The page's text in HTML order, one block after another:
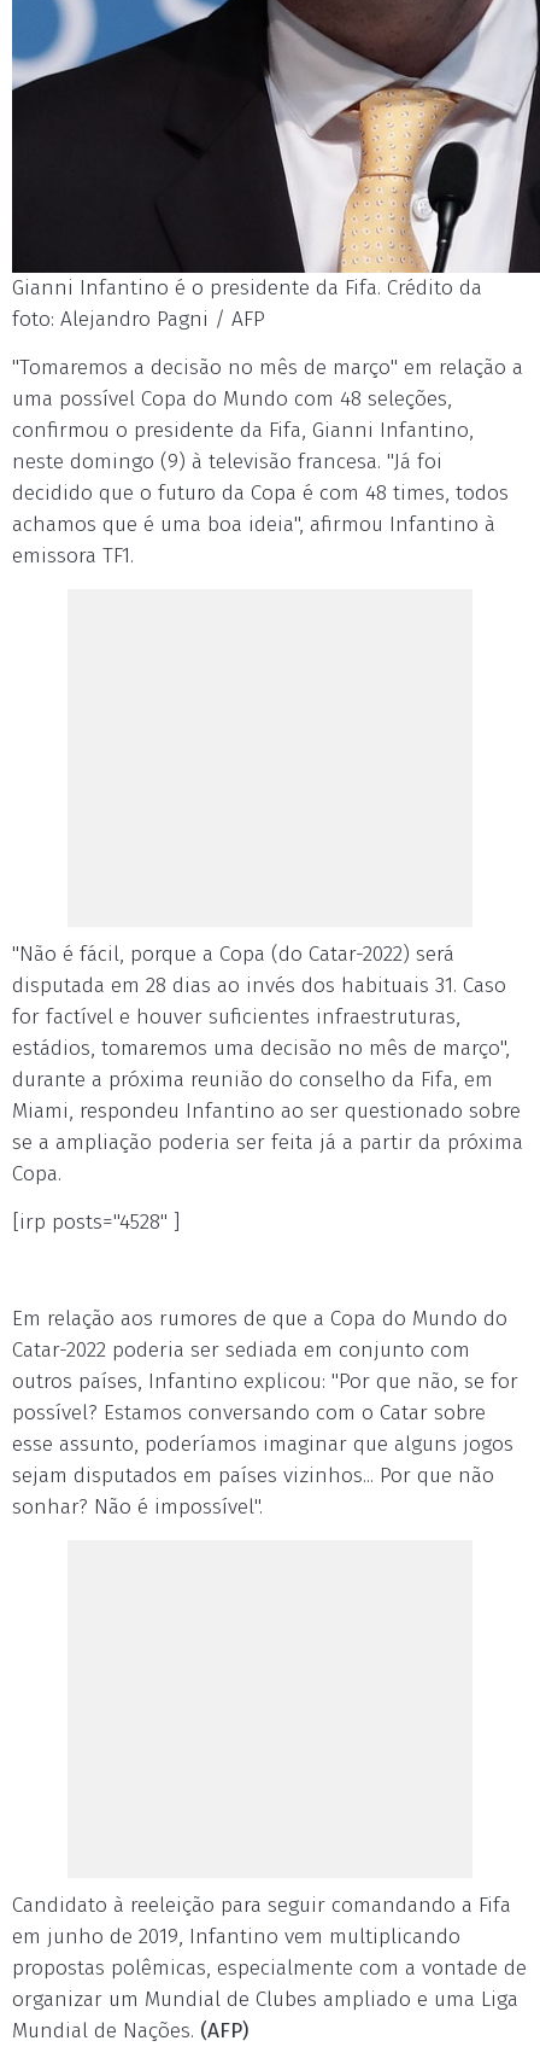
Gianni Infantino é o presidente da Fifa. Crédito da
foto: Alejandro Pagni / AFP
"Tomaremos a decisão no mês de março" em relação a
uma possível Copa do Mundo com 48 seleções,
confirmou o presidente da Fifa, Gianni Infantino,
neste domingo (9) à televisão francesa. "Já foi
decidido que o futuro da Copa é com 48 times, todos
achamos que é uma boa ideia", afirmou Infantino à
emissora TF1.
"Não é fácil, porque a Copa (do Catar-2022) será
disputada em 28 dias ao invés dos habituais 31. Caso
for factível e houver suficientes infraestruturas,
estádios, tomaremos uma decisão no mês de março",
durante a próxima reunião do conselho da Fifa, em
Miami, respondeu Infantino ao ser questionado sobre
se a ampliação poderia ser feita já a partir da próxima
Copa.
[irp posts="4528" ]
Em relação aos rumores de que a Copa do Mundo do
Catar-2022 poderia ser sediada em conjunto com
outros países, Infantino explicou: "Por que não, se for
possível? Estamos conversando com o Catar sobre
esse assunto, poderíamos imaginar que alguns jogos
sejam disputados em países vizinhos... Por que não
sonhar? Não é impossível".
Candidato à reeleição para seguir comandando a Fifa
em junho de 2019, Infantino vem multiplicando
propostas polêmicas, especialmente com a vontade de
organizar um Mundial de Clubes ampliado e uma Liga
Mundial de Nações. (AFP)